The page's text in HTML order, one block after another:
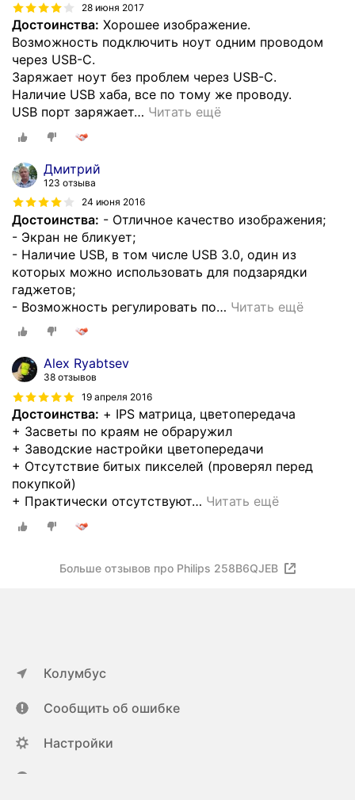
28 июня 2017
Достоинства: Хорошее изображение.
Возможность подключить ноут одним проводом
через USB-C.
Заряжает ноут без проблем через USB-C.
Наличие USB хаба, все по тому же проводу.
USB порт заряжает… Читать ещё
Дмитрий
123 отзыва
24 июня 2016
Достоинства: - Отличное качество изображения;
- Экран не бликует;
- Наличие USB, в том числе USB 3.0, один из
которых можно использовать для подзарядки
гаджетов;
- Возможность регулировать по… Читать ещё
Alex Ryabtsev
38 отзывов
19 апреля 2016
Достоинства: + IPS матрица, цветопередача
+ Засветы по краям не обраружил
+ Заводские настройки цветопередачи
+ Отсутствие битых пикселей (проверял перед
покупкой)
+ Практически отсутствуют… Читать ещё
Больше отзывов про Philips 258B6QJEB
Колумбус
Сообщить об ошибке
Настройки